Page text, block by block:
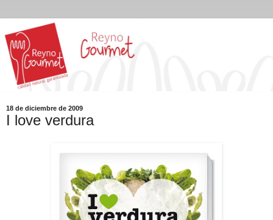
18 de diciembre de 2009
I love verdura